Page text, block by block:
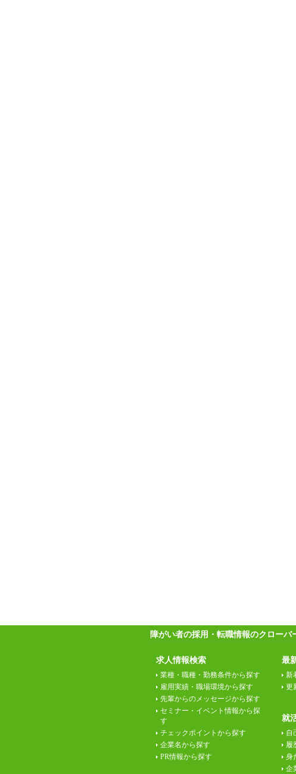
障がい者の採用・転職情報のクローバ
求人情報検索
業種・職種・勤務条件から探す
雇用実績・職場環境から探す
先輩からのメッセージから探す
セミナー・イベント情報から探
す
チェックポイントから探す
企業名から探す
PR情報から探す
最
新
更
就
自
履
身
企